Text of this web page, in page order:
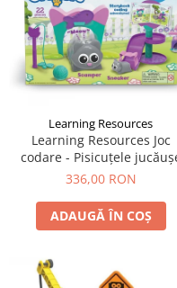
Learning Resources
Learning Resources Joc
codare - Pisicuţele
336,00 RON
ADAUGĂ ÎN COȘ